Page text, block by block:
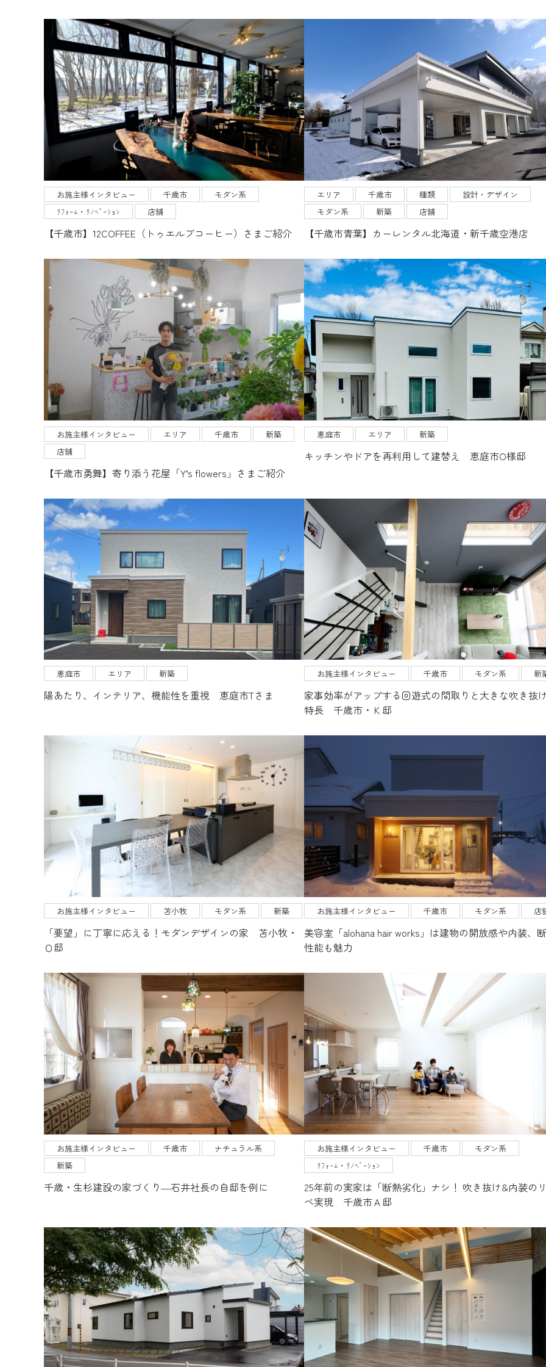
ホーム
設計・プランニング
性能・品質・保証
スタッフ紹介
生杉建設について
不動産（土地・建物
見学会・モデルハウス
ブログ
お問い合わせ
お施主様インタビュー 千歳市
モダン系
ﾘﾌｫｰﾑ・ﾘﾉﾍﾞｰｼｮﾝ
店舗
【千歳市】12COFFEE（トゥエルブコーヒー）さまご紹介
エリア 千歳市 種類
設計・デザイン
モダン系
新築 店舗
【千歳市青葉】カーレンタル北海道・新千歳空港店
お施主様インタビュー エリア 千歳市
新築
店舗
【千歳市勇舞】寄り添う花屋「Y’s flowers」さまご紹介
恵庭市 エリア 新築
キッチンやドアを再利用して建替え 恵庭市О様邸
恵庭市 エリア 新築
陽あたり、インテリア、機能性を重視 恵庭市Tさま
お施主様インタビュー 千歳市 モダン系 新
家事効率がアップする回遊式の間取りと大きな吹き抜
特長 千歳市・Ｋ邸
お施主様インタビュー 苫小牧 モダン系 新築
「要望」に丁寧に応える！モダンデザインの家 苫小牧・
Ｏ邸
お施主様インタビュー 千歳市 モダン系 店
美容室「alohana hair works」は建物の開放感や内装、
性能も魅力
お施主様インタビュー 千歳市
ナチュラル系
新築
千歳・生杉建設の家づくり―石井社長の自邸を例に
お施主様インタビュー 千歳市
モダン系
ﾘﾌｫｰﾑ・ﾘﾉﾍﾞｰｼｮﾝ
25年前の実家は「断熱劣化」ナシ！ 吹き抜け&内装の
ベ実現 千歳市Ａ邸